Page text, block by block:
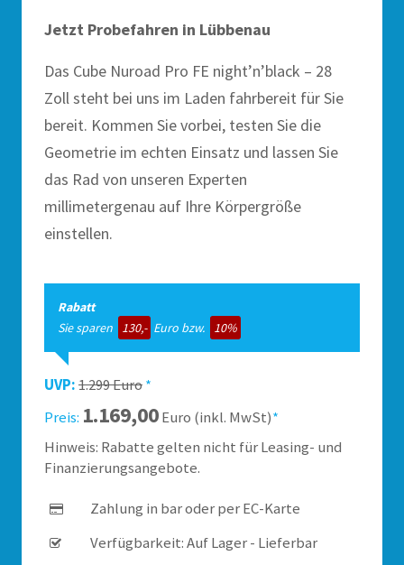
Jetzt Probefahren in Lübbenau
Das Cube Nuroad Pro FE night’n’black – 28
Zoll steht bei uns im Laden fahrbereit für Sie
bereit. Kommen Sie vorbei, testen Sie die
Geometrie im echten Einsatz und lassen Sie
das Rad von unseren Experten
millimetergenau auf Ihre Körpergröße
einstellen.
Rabatt
Sie sparen
130,- Euro bzw. 10%
UVP:1.299 Euro*
Preis: 1.169,00Euro (inkl. MwSt)*
Hinweis: Rabatte gelten nicht für Leasing- und
Finanzierungsangebote.
Zahlung in bar oder per EC-Karte
Verfügbarkeit: Auf Lager - Lieferbar